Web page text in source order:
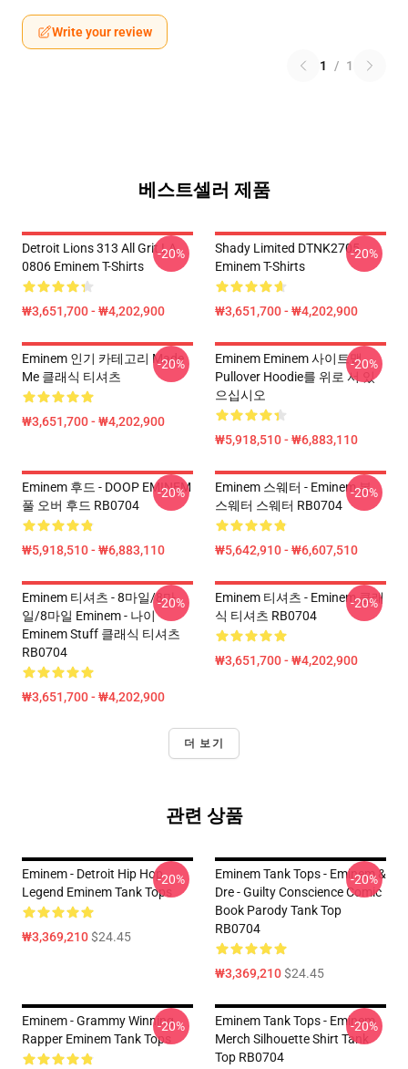
Write your review
1 / 1
베스트셀러 제품
Detroit Lions 313 All Grit LA
0806 Eminem T-Shirts
₩3,651,700 - ₩4,202,900
-20%
Shady Limited DTNK2705
Eminem T-Shirts
₩3,651,700 - ₩4,202,900
-20%
Eminem 인기 카테고리 Made
Me 클래식 티셔츠
₩3,651,700 - ₩4,202,900
-20%
Eminem Eminem 사이트맵
Pullover Hoodie를 위로 서 있
으십시오
₩5,918,510 - ₩6,883,110
-20%
Eminem 후드 - DOOP EMINEM
풀 오버 후드 RB0704
₩5,918,510 - ₩6,883,110
-20%
Eminem 스웨터 - Eminem 본
스웨터 스웨터 RB0704
₩5,642,910 - ₩6,607,510
-20%
Eminem 티셔츠 - 8마일/8마
일/8마일 Eminem - 나이
Eminem Stuff 클래식 티셔츠
RB0704
₩3,651,700 - ₩4,202,900
-20%
Eminem 티셔츠 - Eminem 클래
식 티셔츠 RB0704
₩3,651,700 - ₩4,202,900
-20%
더 보기
관련 상품
Eminem - Detroit Hip Hop
Legend Eminem Tank Tops
₩3,369,210$24.45
-20%
Eminem Tank Tops - Eminem &
Dre - Guilty Conscience Comic
Book Parody Tank Top
RB0704
₩3,369,210$24.45
-20%
Eminem - Grammy Winning
Rapper Eminem Tank Tops
-20%
Eminem Tank Tops - Eminem
Merch Silhouette Shirt Tank
Top RB0704
-20%